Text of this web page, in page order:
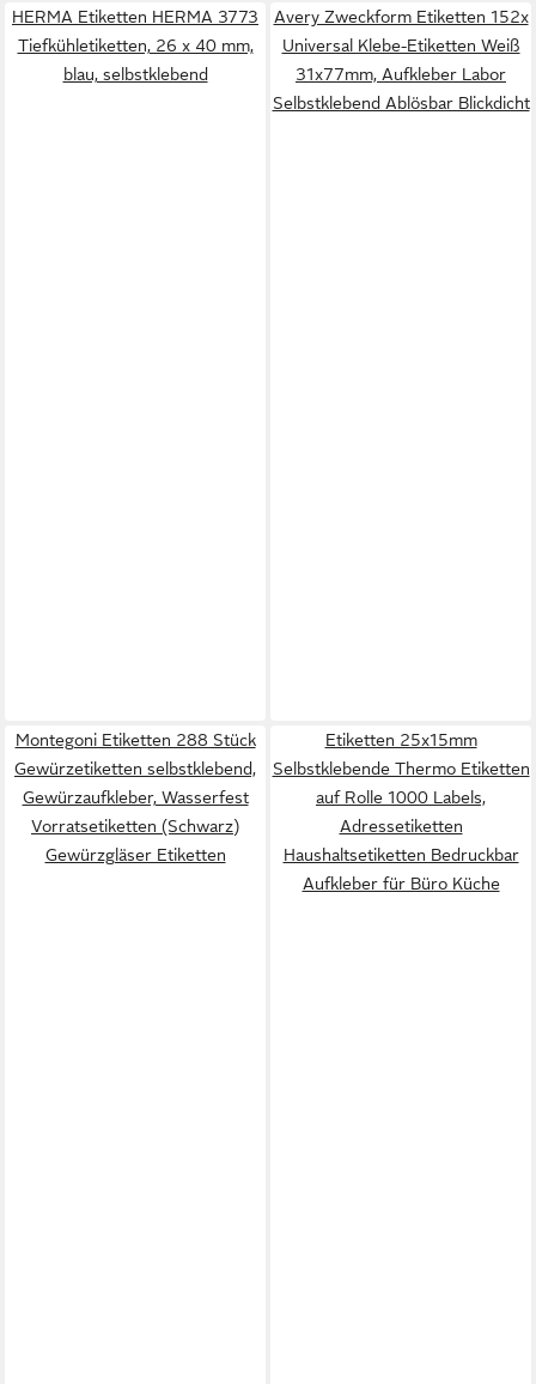
HERMA Etiketten HERMA 3773
Tiefkühletiketten, 26 x 40 mm,
blau, selbstklebend
Avery Zweckform Etiketten 152x
Universal Klebe-Etiketten Weiß
31x77mm, Aufkleber Labor
Selbstklebend Ablösbar Blickdicht
Montegoni Etiketten 288 Stück
Gewürzetiketten selbstklebend,
Gewürzaufkleber, Wasserfest
Vorratsetiketten (Schwarz)
Gewürzgläser Etiketten
Etiketten 25x15mm
Selbstklebende Thermo Etiketten
auf Rolle 1000 Labels,
Adressetiketten
Haushaltsetiketten Bedruckbar
Aufkleber für Büro Küche